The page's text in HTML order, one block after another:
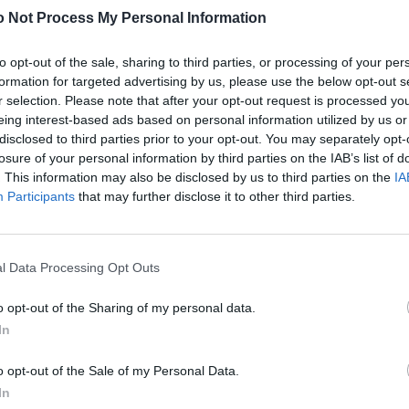
Not Process My Personal Information
opt-out of the sale, sharing to third parties, or processing of your
for targeted advertising by us, please use the below opt-out
selection. Please note that after your opt-out request is processed
interest-based ads based on personal information utilized by us
to third parties prior to your opt-out. You may separately
of your personal information by third parties on the IAB’s list of
This information may also be disclosed by us to third parties on the
Participants that may further disclose it to other third parties.
Data Processing Opt Outs
opt-out of the Sharing of my personal data.
opt-out of the Sale of my Personal Data.
Weinpartner Martel und dem Käse-Großmeister Rolf
die so gar nichts mit dem 0815-Käse aus
Star des Abends allerdings ins Caquelon kommt,
Vinaigrette und einen Kartoffel-Schaum mit
Schlund verschwindet. Rinds-Pastrami und
leisten gemeinsam mit eingelegtem Gemüse ihr
um Kartoffeln, Sauerteigbrot und mundgerecht-
Jahrgangsmischung zu tunken. Dazu
das Zürcher Menü zum Schweizer Erlebnismahl
wird, steigt die Lust auf etwas Süßes. Das lässt
Mal sagen und serviert ihren eigenen
Mehr Schweizer Herbst auf dem Teller geht